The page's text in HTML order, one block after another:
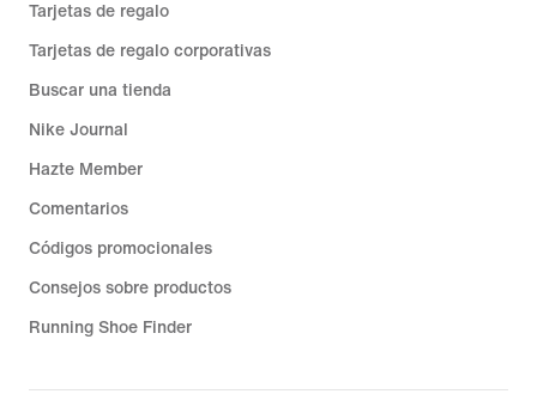
Tarjetas de regalo
Tarjetas de regalo corporativas
Buscar una tienda
Nike Journal
Hazte Member
Comentarios
Códigos promocionales
Consejos sobre productos
Running Shoe Finder